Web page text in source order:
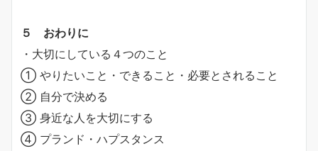
５ おわりに
・大切にしている４つのこと
① やりたいこと・できること・必要とされること
② 自分で決める
③ 身近な人を大切にする
④ プランド・ハプスタンス